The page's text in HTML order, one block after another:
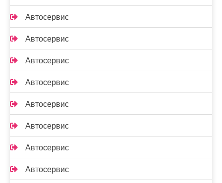
Автосервис
Автосервис
Автосервис
Автосервис
Автосервис
Автосервис
Автосервис
Автосервис